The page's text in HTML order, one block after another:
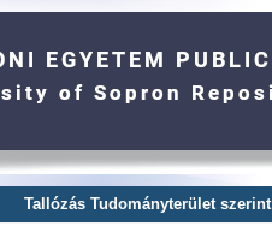
Tallózás Tudományterület szerint